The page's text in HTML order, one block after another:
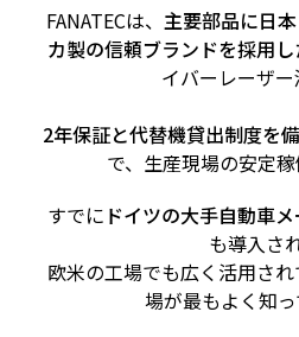
FANATECは、 主要部品に日
カ製の信頼ブランドを採用し
イバーレーザ
2年保証と代替機貸出制度を
で、生産現場の安定稼
すでに ドイツの大手自動車
も導入され
欧米の工場でも広く活用さ
場が最もよく知っ